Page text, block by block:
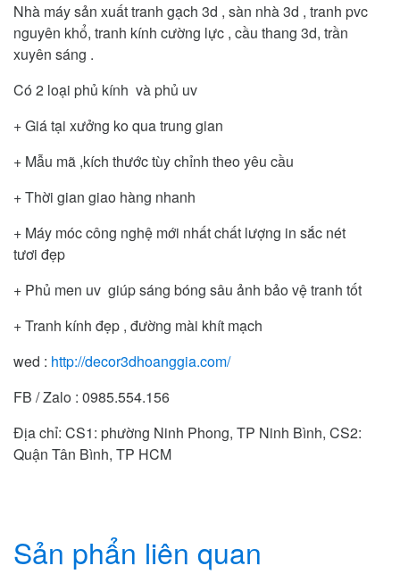
Nhà máy sản xuất tranh gạch 3d , sàn nhà 3d , tranh pvc
nguyên khổ, tranh kính cường lực , cầu thang 3d, trần
xuyên sáng .
Có 2 loại phủ kính và phủ uv
+ Giá tại xưởng ko qua trung gian
+ Mẫu mã ,kích thước tùy chỉnh theo yêu cầu
+ Thời gian giao hàng nhanh
+ Máy móc công nghệ mới nhất chất lượng in sắc nét
tươi đẹp
+ Phủ men uv giúp sáng bóng sâu ảnh bảo vệ tranh tốt
+ Tranh kính đẹp , đường mài khít mạch
wed : http://decor3dhoanggia.com/
FB / Zalo : 0985.554.156
Địa chỉ: CS1: phường Ninh Phong, TP Ninh Bình, CS2:
Quận Tân Bình, TP HCM
Sản phẩn liên quan